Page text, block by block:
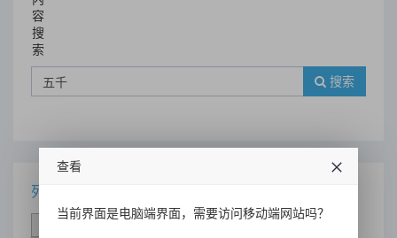
容
搜
索
搜索
列表
时间排序 点击排序 评论排序
评分排序
查看
当前界面是电脑端界面，需要访问移动端网站吗？